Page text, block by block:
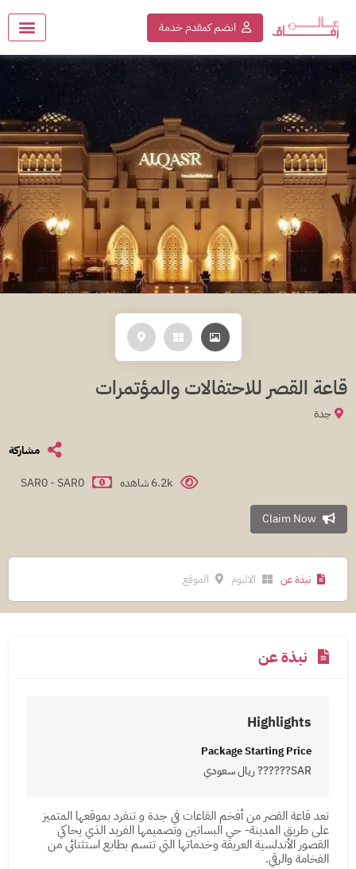
انضم كمقدم خدمة
قاعة القصر للاحتفالات والمؤتمرات
جدة
مشاركة
SAR0 - SAR0
6.2k شاهده
Claim Now
نبذة عن الالبوم الموقع
نبذة عن
Highlights
Package Starting Price
SAR?????? ريال سعودي
تعد قاعة القصر من أفخم القاعات في جدة و تنفرد بموقعها المتميز
على طريق المدينة- حي البساتين وتصميمها الفريد الذي يحاكي
القصور الأندلسية العريقة وخدماتها التي تتسم بطابع استثنائي من
الفخامة والرقي.